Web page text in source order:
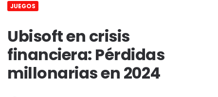
JUEGOS
Ubisoft en crisis
financiera: Pérdidas
millonarias en 2024